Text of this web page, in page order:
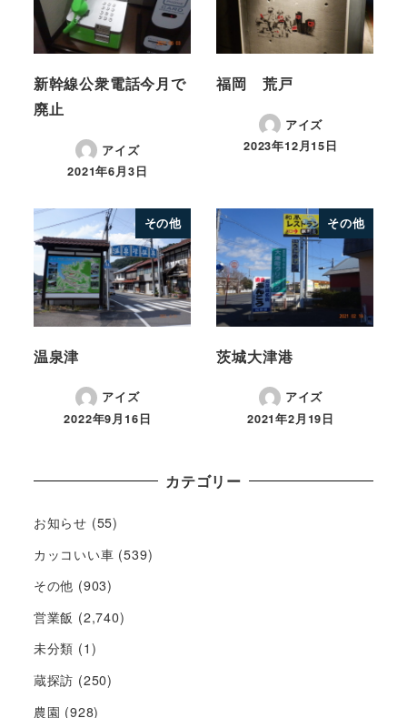
新幹線公衆電話今月で
廃止
アイズ
2021年6月3日
福岡 荒戸
アイズ
2023年12月15日
その他
温泉津
アイズ
2022年9月16日
その他
茨城大津港
アイズ
2021年2月19日
カテゴリー
お知らせ (55)
カッコいい車 (539)
その他 (903)
営業飯 (2,740)
未分類 (1)
蔵探訪 (250)
農園 (928)